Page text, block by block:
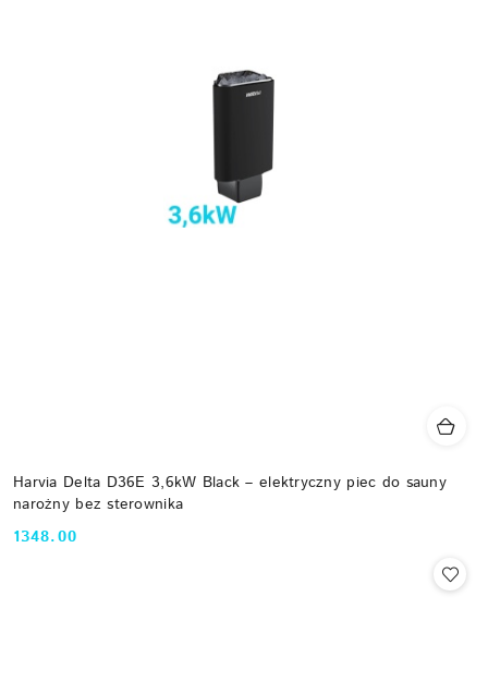
Harvia Delta D36E 3,6kW Black – elektryczny piec do sauny
narożny bez sterownika
Cena:
1348.00